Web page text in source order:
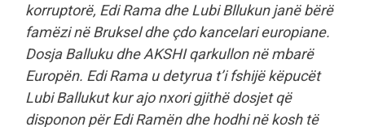
korruptorë, Edi Rama dhe Lubi Bllukun janë bërë
famëzi në Bruksel dhe çdo kancelari europiane.
Dosja Balluku dhe AKSHI qarkullon në mbarë
Europën. Edi Rama u detyrua t’i fshijë këpucët
Lubi Ballukut kur ajo nxori gjithë dosjet që
disponon për Edi Ramën dhe hodhi në kosh të